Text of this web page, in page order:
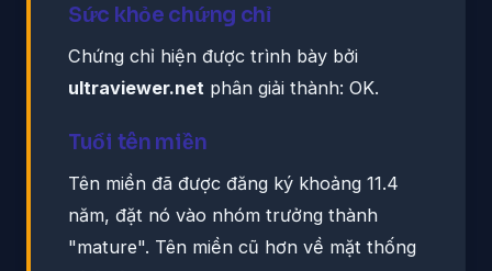
Sức khỏe chứng chỉ
Chứng chỉ hiện được trình bày bởi
ultraviewer.net phân giải thành: OK.
Tuổi tên miền
Tên miền đã được đăng ký khoảng 11.4
năm, đặt nó vào nhóm trưởng thành
"mature". Tên miền cũ hơn về mặt thống